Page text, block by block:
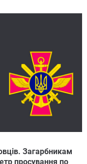
Загарбникам
просування по